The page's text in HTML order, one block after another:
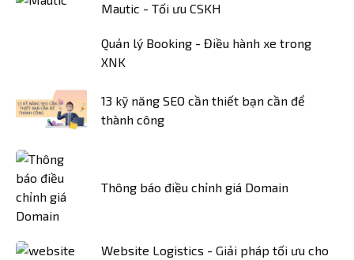
Mautic - Tối ưu CSKH
Quản lý Booking - Điều hành xe trong
XNK
13 kỹ năng SEO cần thiết bạn cần để
thành công
Thông báo điều chỉnh giá Domain
Website Logistics - Giải pháp tối ưu cho